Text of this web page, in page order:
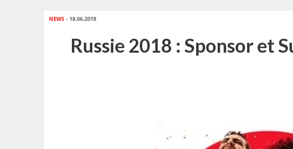
NEWS - 18.06.2018
Russie 2018 : Sponsor et